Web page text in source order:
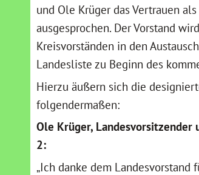
und Ole Krüger das Vertrauen
ausgesprochen. Der Vorstand
Kreisvorständen in den
Landesliste zu Beginn des
Hierzu äußern sich die
folgendermaßen:
Ole Krüger,
2:
„Ich danke dem Landesvorstand